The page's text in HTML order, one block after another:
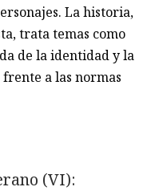
La historia,
trata temas como
de la identidad y la
a las normas
(VI):